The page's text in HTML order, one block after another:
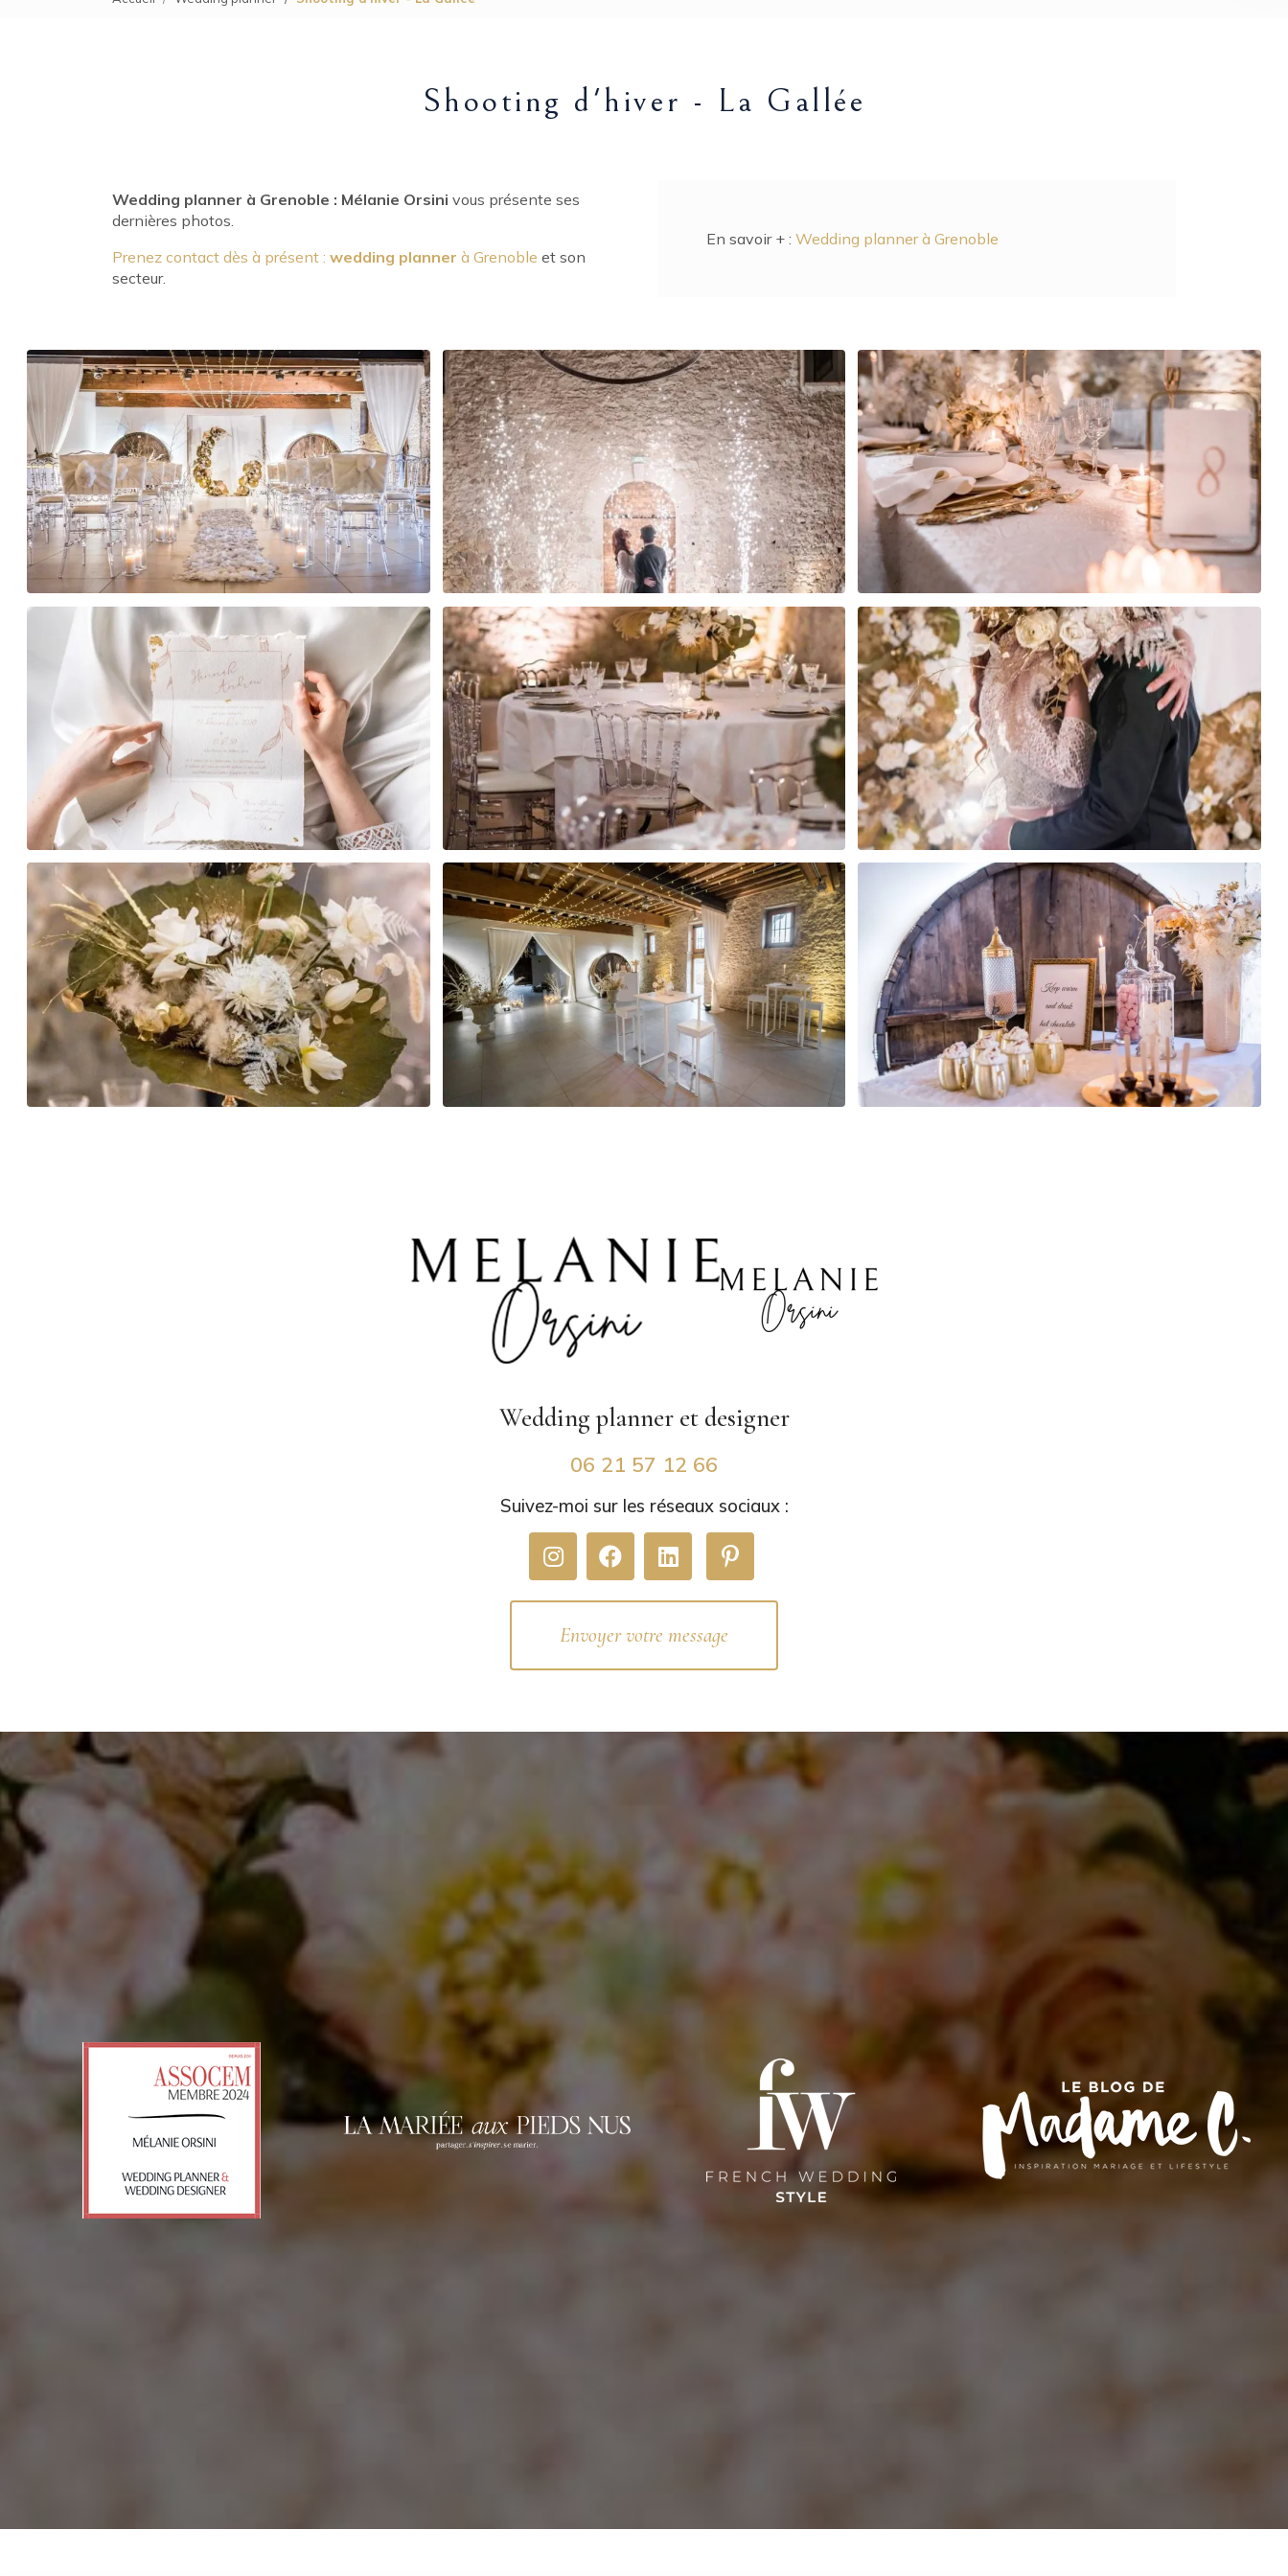
Shooting d'hiver - La Gallée
Wedding planner à Grenoble : Mélanie Orsini vous présente ses
dernières photos.
Prenez contact dès à présent : wedding planner à Grenoble et son
secteur.
En savoir + : Wedding planner à Grenoble
Wedding planneret designer
06 21 57 12 66
Suivez-moi sur les réseaux sociaux :
Envoyer votre message